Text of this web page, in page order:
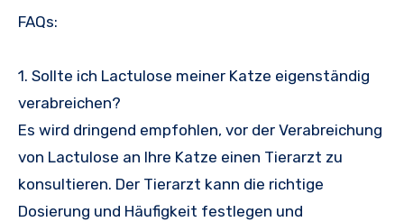
FAQs:
1. Sollte ich Lactulose meiner Katze eigenständig
verabreichen?
Es wird dringend empfohlen, vor der Verabreichung
von Lactulose an Ihre Katze einen Tierarzt zu
konsultieren. Der Tierarzt kann die richtige
Dosierung und Häufigkeit festlegen und